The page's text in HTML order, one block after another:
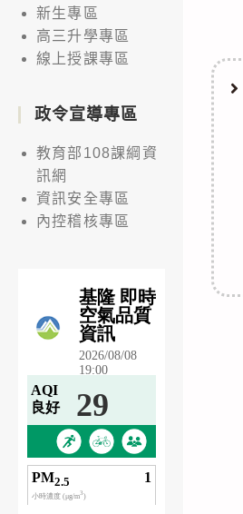
新生專區
高三升學專區
線上授課專區
政令宣導專區
教育部108課綱資
訊網
資訊安全專區
內控稽核專區